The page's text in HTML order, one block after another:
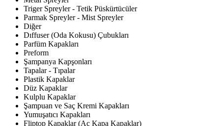
Triger Spreyler - Tetik Püskürtücüler
Parmak Spreyler - Mist Spreyler
Diğer
Dıffuser (Oda Kokusu) Çubukları
Parfüm Kapakları
Preform
Şampanya Kapşonları
Tapalar - Tıpalar
Plastik Kapaklar
Düz Kapaklar
Kulplu Kapaklar
Şampuan ve Saç Kremi Kapakları
Yumuşatıcı Kapakları
Fliptop Kapaklar (Aç Kapa Kapaklar)